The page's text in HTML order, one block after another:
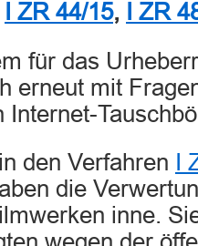
I ZR 44/15,
I ZR
für das
erneut mit
Internet-
den Verfahren
die
inne.